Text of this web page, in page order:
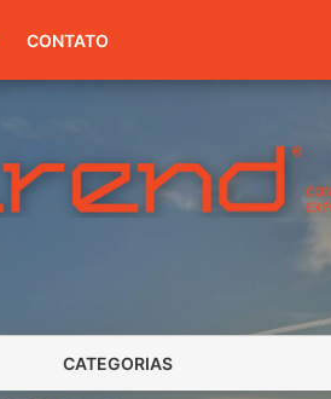
(51) 3416-7300
CONTATO
CATEGORIAS